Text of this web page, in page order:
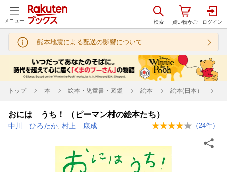
メニュー
熊本地震による配送の影響について
トップ 本 絵本・児童書・図鑑 絵本 絵本(日本）
おには うち！ （ピーマン村の絵本たち）
中川 ひろたか 村上 康成 （ 24件）